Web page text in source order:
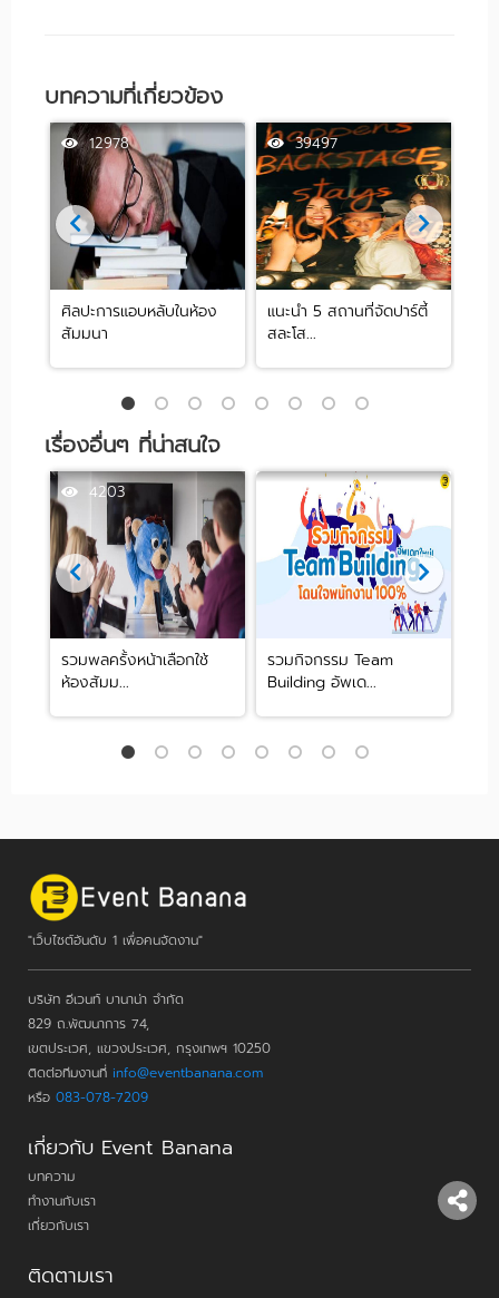
บทความที่เกี่ยวข้อง
12978
ศิลปะการแอบหลับในห้อง
สัมมนา
39497
แนะนำ 5 สถานที่จัดปาร์ตี้
สละโส...
เรื่องอื่นๆ ที่น่าสนใจ
4203
รวมพลครั้งหน้าเลือกใช้
ห้องสัมม...
38191
รวมกิจกรรม Team
Building อัพเด...
"เว็บไซต์อันดับ 1 เพื่อคนจัดงาน"
บริษัท อีเวนท์ บานาน่า จำกัด
829 ถ.พัฒนาการ 74,
เขตประเวศ, แขวงประเวศ, กรุงเทพฯ 10250
ติดต่อทีมงานที่ info@eventbanana.com
หรือ 083-078-7209
เกี่ยวกับ Event Banana
บทความ
ทำงานกับเรา
เกี่ยวกับเรา
ติดตามเรา